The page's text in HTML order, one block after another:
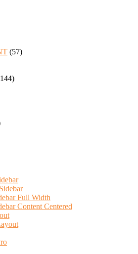
(57)
Full Width
Content Centered